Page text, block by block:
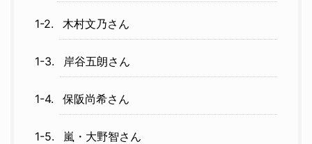
木村文乃さん
岸谷五朗さん
保阪尚希さん
嵐・大野智さん